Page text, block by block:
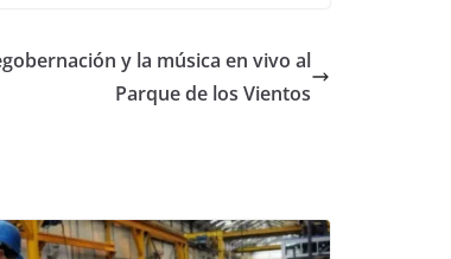
y la música en vivo al
Parque de los Vientos